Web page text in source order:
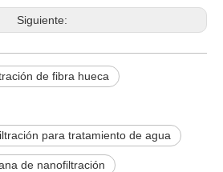
Siguiente:
de fibra hueca
para tratamiento de agua
de nanofiltración